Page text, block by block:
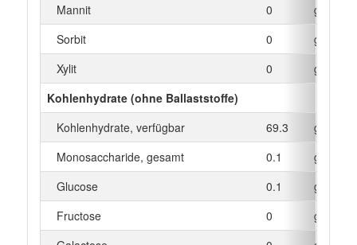
Mannit
0
g
Sorbit
0
g
Xylit
0
g
Kohlenhydrate (ohne Ballaststoffe)
Kohlenhydrate, verfügbar
69.3
g
Monosaccharide, gesamt
0.1
g
Glucose
0.1
g
Fructose
0
g